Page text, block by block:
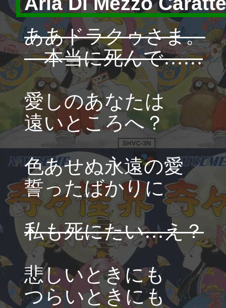
ああドラクゥさま。
本当に死んで……
愛しのあなたは
遠いところへ？
色あせぬ永遠の愛
誓ったばかりに
私も死にたい…え？
悲しいときにも
つらいときにも